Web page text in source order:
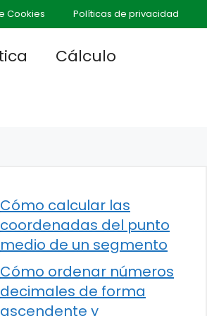
Cookies Políticas de privacidad
Cálculo
Cómo calcular las
coordenadas del punto
medio de un segmento
Cómo ordenar números
decimales de forma
ascendente y